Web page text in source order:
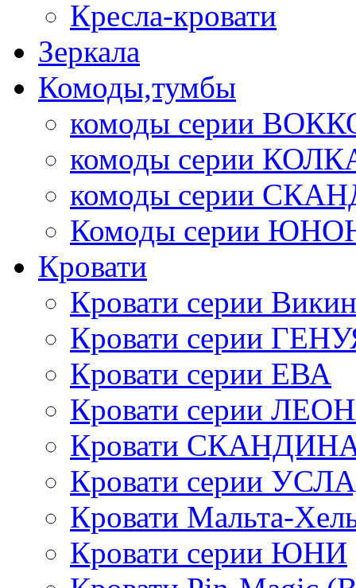
Кресла-кровати
Зеркала
Комоды,тумбы
комоды серии
комоды серии
комоды серии
Комоды серии
Кровати
Кровати серии
Кровати серии
Кровати серии ЕВА
Кровати серии
Кровати
Кровати серии
Кровати Мальта-
Кровати серии ЮНИ